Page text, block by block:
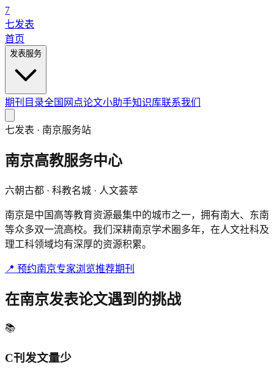
7
七发表
首页
发表服务
期刊目录全国网点论文小助手知识库联系我们
七发表 · 南京服务站
南京高教服务中心
六朝古都 · 科教名城 · 人文荟萃
南京是中国高等教育资源最集中的城市之一，拥有南大、东南
等众多双一流高校。我们深耕南京学术圈多年，在人文社科及
理工科领域均有深厚的资源积累。
📍 预约南京专家浏览推荐期刊
在南京发表论文遇到的挑战
📚
C刊发文量少